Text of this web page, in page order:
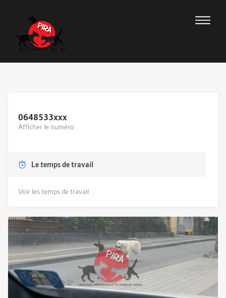
0648533xxx
Afficher le numéro
Le temps de travail
Voir les temps de travail